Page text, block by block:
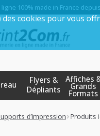
100% made in France
Flyers &
Dépliants
Affiches
Grands
Formats
d’impression Produits
cookies pour vous